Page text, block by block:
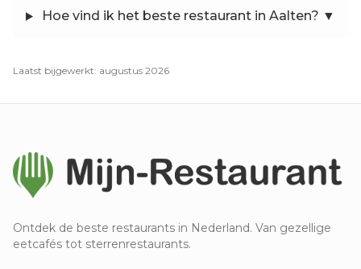
Hoe vind ik het beste restaurant inAalten? ▼
Laatst bijgewerkt: augustus 2026
Ontdek de beste restaurants in Nederland. Van gezellige
eetcafés tot sterrenrestaurants.